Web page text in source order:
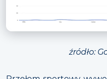
źródło: